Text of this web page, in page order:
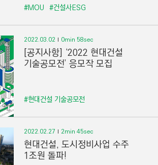
#MOU #건설사ESG
2022.03.02 0min 58sec
[공지사항] ‘2022 현대건설
기술공모전’ 응모작 모집
#현대건설 기술공모전
2022.02.27 2min 45sec
현대건설, 도시정비사업 수주
1조원 돌파!